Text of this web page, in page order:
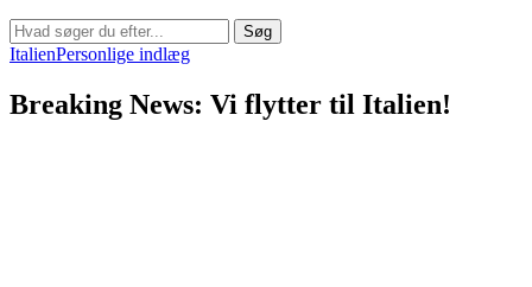
Søg
ItalienPersonlige indlæg
Breaking News: Vi flytter til Italien!